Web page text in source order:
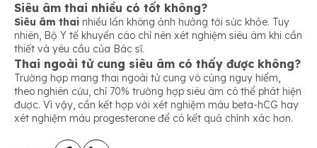
Siêu âm thai nhiều có tốt không?
Siêu âm thai nhiều lần không ảnh hưởng tới sức khỏe. Tuy
nhiên, Bộ Y tế khuyến cáo chỉ nên xét nghiệm siêu âm khi cần
thiết và yêu cầu của Bác sĩ.
Thai ngoài tử cung siêu âm có thấy được không?
Trường hợp mang thai ngoài tử cung vô cùng nguy hiểm,
theo nghiên cứu, chỉ 70% trường hợp siêu âm có thể phát hiện
được. Vì vậy, cần kết hợp với xét nghiệm máu beta-hCG hay
xét nghiệm máu progesterone để có kết quả chính xác hơn.